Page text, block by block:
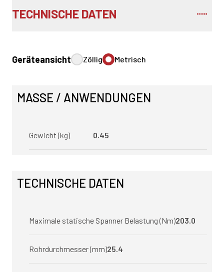
TECHNISCHE DATEN
Geräteansicht Zöllig Metrisch
MASSE / ANWENDUNGEN
Gewicht (kg) 0.45
TECHNISCHE DATEN
Maximale statische Spanner Belastung (Nm)203.0
Rohrdurchmesser (mm)25.4